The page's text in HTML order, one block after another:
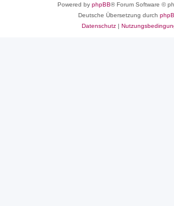
Powered by phpBB® Forum Software ©
Deutsche Übersetzung durch
Datenschutz|